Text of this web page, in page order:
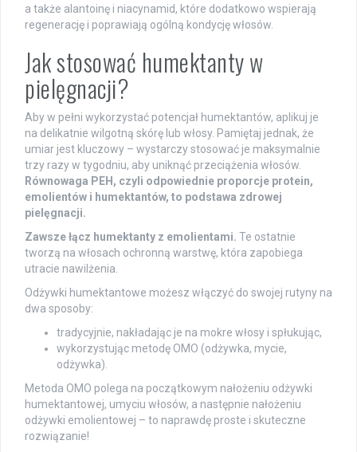
a także alantoinę i niacynamid, które dodatkowo wspierają
regenerację i poprawiają ogólną kondycję włosów.
Jak stosować humektanty w
pielęgnacji?
Aby w pełni wykorzystać potencjał humektantów, aplikuj je
na delikatnie wilgotną skórę lub włosy. Pamiętaj jednak, że
umiar jest kluczowy – wystarczy stosować je maksymalnie
trzy razy w tygodniu, aby uniknąć przeciążenia włosów.
Równowaga PEH, czyli odpowiednie proporcje protein,
emolientów i humektantów, to podstawa zdrowej
pielęgnacji.
Zawsze łącz humektanty z emolientami. Te ostatnie
tworzą na włosach ochronną warstwę, która zapobiega
utracie nawilżenia.
Odżywki humektantowe możesz włączyć do swojej rutyny na
dwa sposoby:
tradycyjnie, nakładając je na mokre włosy i spłukując,
wykorzystując metodę OMO (odżywka, mycie,
odżywka).
Metoda OMO polega na początkowym nałożeniu odżywki
humektantowej, umyciu włosów, a następnie nałożeniu
odżywki emolientowej – to naprawdę proste i skuteczne
rozwiązanie!